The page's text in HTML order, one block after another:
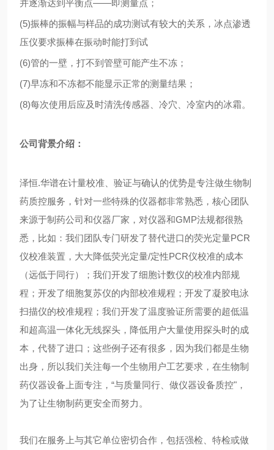
并逐渐达到平衡点——即测量点；
(5)振棒的振幅与样品的成功测试有较大的关系，冰点渗透
压仪要求振棒在振动时能打到试
(6)管的一壁，打不到管壁可能产生不冻；
(7)早冻和不冻都不能显示正常的测量结果；
(8)每次使用后应及时清洗传感器、冷穴、冷室内的冰霜。
公司背景介绍：
泽恒.华谱在计量校准、验证与确认的优势是专注做生物制
药质控服务，针对一些特殊的仪器都非常熟悉，核心团队
来源于制药公司和仪器厂家，对仪器和GMP法规都很熟
悉，比如：我们团队专门研发了替代进口的荧光定量PCR
仪校准装置，大大降低荧光定量/定性PCR仪校准的成本
（远低于同行）；我们开发了细胞计数仪的校准内部规
程；开发了细胞复苏仪的内部校准规程；开发了凝胶电泳
扫描仪的校准规程；我们开发了温度验证所需要的超低温
和超高温一体化无线探头，降低用户大量使用探头时的成
本，代替了进口；这些例子还有很多，因为我们都是生物
出身，所以我们关注每一个生物用户工艺要求，在生物制
药仪器设备上面专注，“与质量同行、做仪器设备质控"，
为了让生物制药更安全而努力。
我们在服务上与其它单位密切合作，包括强检、特检或做